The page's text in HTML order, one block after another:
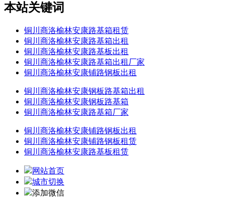
本站关键词
铜川商洛榆林安康路基箱租赁
铜川商洛榆林安康路基箱出租
铜川商洛榆林安康路基板出租
铜川商洛榆林安康路基箱出租厂家
铜川商洛榆林安康铺路钢板出租
铜川商洛榆林安康钢板路基箱出租
铜川商洛榆林安康钢板路基箱
铜川商洛榆林安康路基箱厂家
铜川商洛榆林安康铺路钢板出租
铜川商洛榆林安康铺路钢板租赁
铜川商洛榆林安康路基板租赁
网站首页
城市切换
添加微信